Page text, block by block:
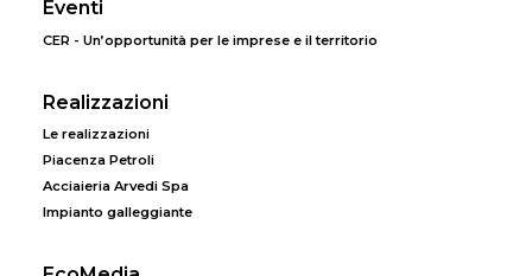
Eventi
CER - Un’opportunità per le imprese e il territorio
Realizzazioni
Le realizzazioni
Piacenza Petroli
Acciaieria Arvedi Spa
Impianto galleggiante